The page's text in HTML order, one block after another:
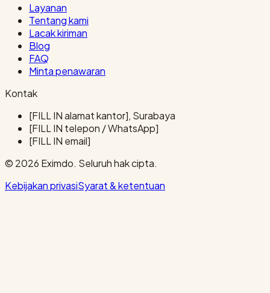
Layanan
Tentang kami
Lacak kiriman
Blog
FAQ
Minta penawaran
Kontak
[FILL IN alamat kantor], Surabaya
[FILL IN telepon / WhatsApp]
[FILL IN email]
© 2026 Eximdo. Seluruh hak cipta.
Kebijakan privasiSyarat & ketentuan